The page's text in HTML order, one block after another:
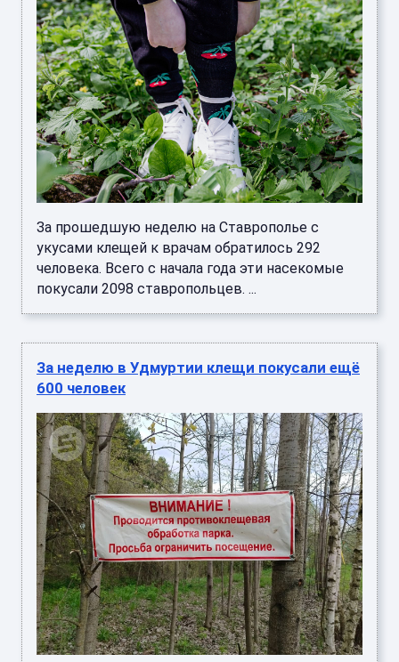
За прошедшую неделю на Ставрополье с
укусами клещей к врачам обратилось 292
человека. Всего с начала года эти насекомые
покусали 2098 ставропольцев. ...
За неделю в Удмуртии клещи покусали ещё
600 человек